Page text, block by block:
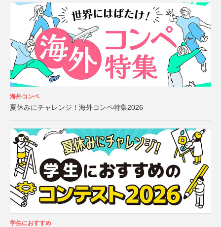
海外コンペ
夏休みにチャレンジ！海外コンペ特集2026
学生におすすめ